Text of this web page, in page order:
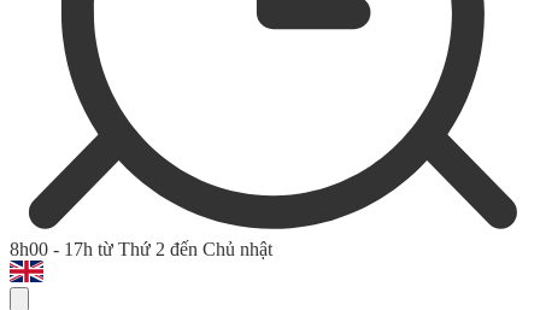
8h00 - 17h từ Thứ 2 đến Chủ nhật